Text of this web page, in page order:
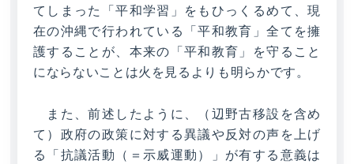
てしまった「平和学習」をもひっくるめて、現
在の沖縄で行われている「平和教育」全てを擁
護することが、本来の「平和教育」を守ること
にならないことは火を見るよりも明らかです。
また、前述したように、（辺野古移設を含め
て）政府の政策に対する異議や反対の声を上げ
る「抗議活動（＝示威運動）」が有する意義は